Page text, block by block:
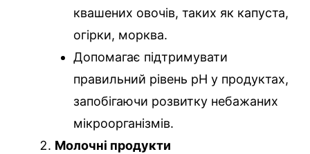
квашених овочів, таких як капуста,
огірки, морква.
Допомагає підтримувати
правильний рівень pH у продуктах,
запобігаючи розвитку небажаних
мікроорганізмів.
Молочні продукти